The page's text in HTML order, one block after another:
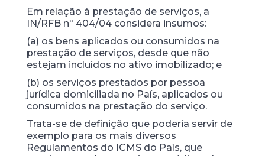
Em relação à prestação de serviços, a
IN/RFB nº 404/04 considera insumos:
(a) os bens aplicados ou consumidos na
prestação de serviços, desde que não
estejam incluídos no ativo imobilizado; e
(b) os serviços prestados por pessoa
jurídica domiciliada no País, aplicados ou
consumidos na prestação do serviço.
Trata-se de definição que poderia servir de
exemplo para os mais diversos
Regulamentos do ICMS do País, que